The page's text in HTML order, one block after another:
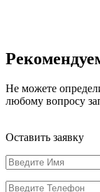
Не можете
любому вопросу
Оставить заявку